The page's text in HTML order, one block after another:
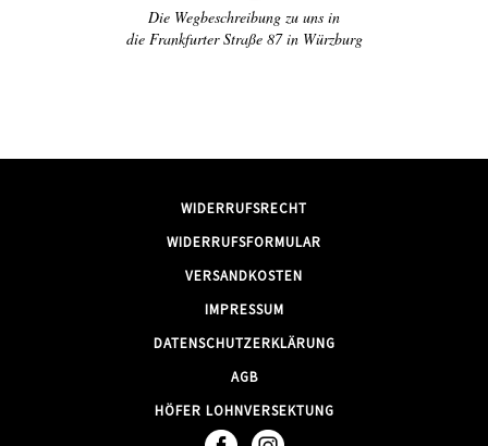
Die Wegbeschreibung zu uns in
die Frankfurter Straße 87 in Würzburg
WIDERRUFSRECHT
WIDERRUFSFORMULAR
VERSANDKOSTEN
IMPRESSUM
DATENSCHUTZERKLÄRUNG
AGB
HÖFER LOHNVERSEKTUNG